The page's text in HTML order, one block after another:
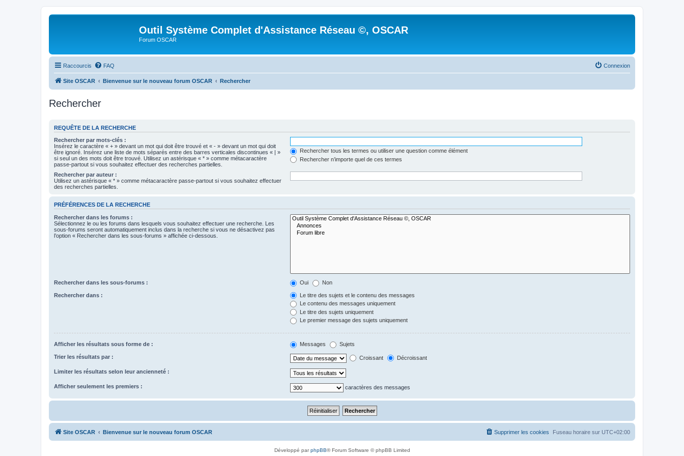
Outil Système Complet d'Assistance Réseau ©, OSCAR
Forum OSCAR
Raccourcis FAQ Connexion
Site OSCAR Bienvenue sur le nouveau forum OSCAR Rechercher
Rechercher
REQUÊTE DE LA RECHERCHE
Rechercher par mots-clés :
Insérez le caractère « + » devant un mot qui doit être trouvé et « - » devant un mot qui doit
être ignoré. Insérez une liste de mots séparés entre des barres verticales discontinues « | »
si seul un des mots doit être trouvé. Utilisez un astérisque « * » comme métacaractère
passe-partout si vous souhaitez effectuer des recherches partielles.
Rechercher tous les termes ou utiliser une question comme élément
Rechercher n’importe quel de ces termes
Rechercher par auteur :
Utilisez un astérisque « * » comme métacaractère passe-partout si vous souhaitez effectuer
des recherches partielles.
PRÉFÉRENCES DE LA RECHERCHE
Rechercher dans les forums :
Sélectionnez le ou les forums dans lesquels vous souhaitez effectuer une recherche. Les
sous-forums seront automatiquement inclus dans la recherche si vous ne désactivez pas
l’option « Rechercher dans les sous-forums » affichée ci-dessous.
Rechercher dans les sous-forums : Oui Non
Rechercher dans :
Le titre des sujets et le contenu des messages
Le contenu des messages uniquement
Le titre des sujets uniquement
Le premier message des sujets uniquement
Afficher les résultats sous forme de : Messages Sujets
Trier les résultats par : Croissant Décroissant
Limiter les résultats selon leur ancienneté :
Afficher seulement les premiers : caractères des messages
Site OSCAR Bienvenue sur le nouveau forum OSCAR Fuseau horaire sur UTC+02:00
Supprimer les cookies
Développé parphpBB® Forum Software © phpBB Limited